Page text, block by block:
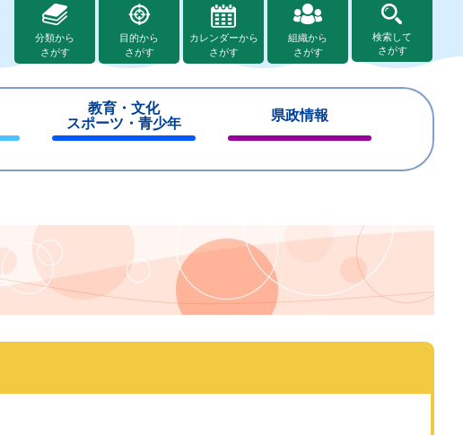
分類から
さがす
目的から
さがす
カレンダーから
さがす
組織から
さがす
検索して
さがす
教育・文化
スポーツ・青少年
じ
県政情報
じ